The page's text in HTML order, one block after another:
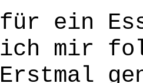
für ein
ich mir
Erstmal